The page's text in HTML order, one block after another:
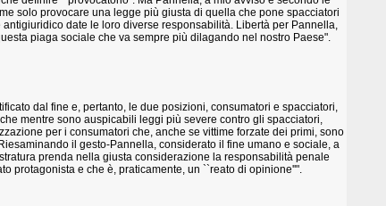
solo provocare una legge più giusta di quella che pone spacciatori
date le loro diverse responsabilità. Libertà per Pannella,
piaga sociale che va sempre più dilagando nel nostro Paese".
dal fine e, pertanto, le due posizioni, consumatori e spacciatori,
mentre sono auspicabili leggi più severe contro gli spacciatori,
per i consumatori che, anche se vittime forzate dei primi, sono
il gesto-Pannella, considerato il fine umano e sociale, a
prenda nella giusta considerazione la responsabilità penale
protagonista e che è, praticamente, un ``reato di opinione''".